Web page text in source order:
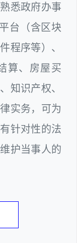
悉政府办事
台（含区块
程序等）、
算、房屋买
知识产权、
实务，可为
针对性的法
护当事人的